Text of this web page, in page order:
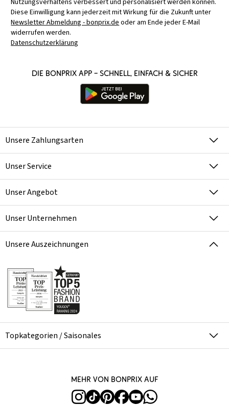
Nutzungsverhaltens verbessert und personalisiert werden können.
Diese Einwilligung kann jederzeit mit Wirkung für die Zukunft unter
Newsletter Abmeldung - bonprix.deoder am Ende jeder E-Mail
widerrufen werden.
Datenschutzerklärung
Die bonprix App – schnell, einfach & sicher
Unsere Zahlungsarten
Unser Service
Unser Angebot
Unser Unternehmen
Unsere Auszeichnungen
Topkategorien / Saisonales
Mehr von bonprix auf